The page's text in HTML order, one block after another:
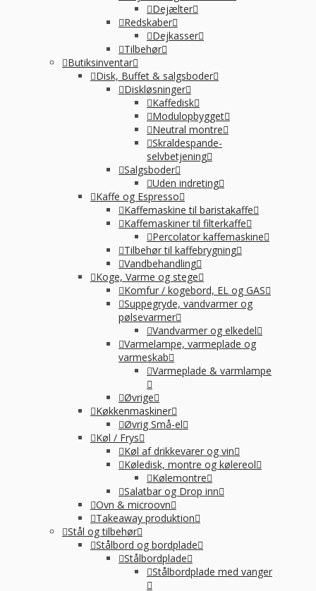
Dejælter
Redskaber
Dejkasser
Tilbehør
Butiksinventar
Disk, Buffet & salgsboder
Diskløsninger
Kaffedisk
Modulopbygget
Neutral montre
Skraldespande-
selvbetjening
Salgsboder
Uden indreting
Kaffe og Espresso
Kaffemaskine til baristakaffe
Kaffemaskiner til filterkaffe
Percolator kaffemaskine
Tilbehør til kaffebrygning
Vandbehandling
Koge, Varme og stege
Komfur / kogebord, EL og GAS
Suppegryde, vandvarmer og
pølsevarmer
Vandvarmer og elkedel
Varmelampe, varmeplade og
varmeskab
Varmeplade & varmlampe
Øvrige
Køkkenmaskiner
Øvrig Små-el
Køl / Frys
Køl af drikkevarer og vin
Køledisk, montre og kølereol
Kølemontre
Salatbar og Drop inn
Ovn & microovn
Takeaway produktion
Stål og tilbehør
Stålbord og bordplade
Stålbordplade
Stålbordplade med vanger